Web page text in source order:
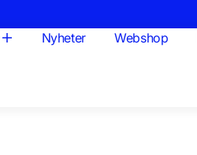
Nyheter Webshop